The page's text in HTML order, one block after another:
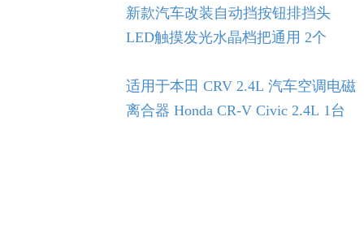
新款汽车改装自动挡按钮排挡头
LED触摸发光水晶档把通用 2个
适用于本田 CRV 2.4L 汽车空调电磁
离合器 Honda CR-V Civic 2.4L 1台